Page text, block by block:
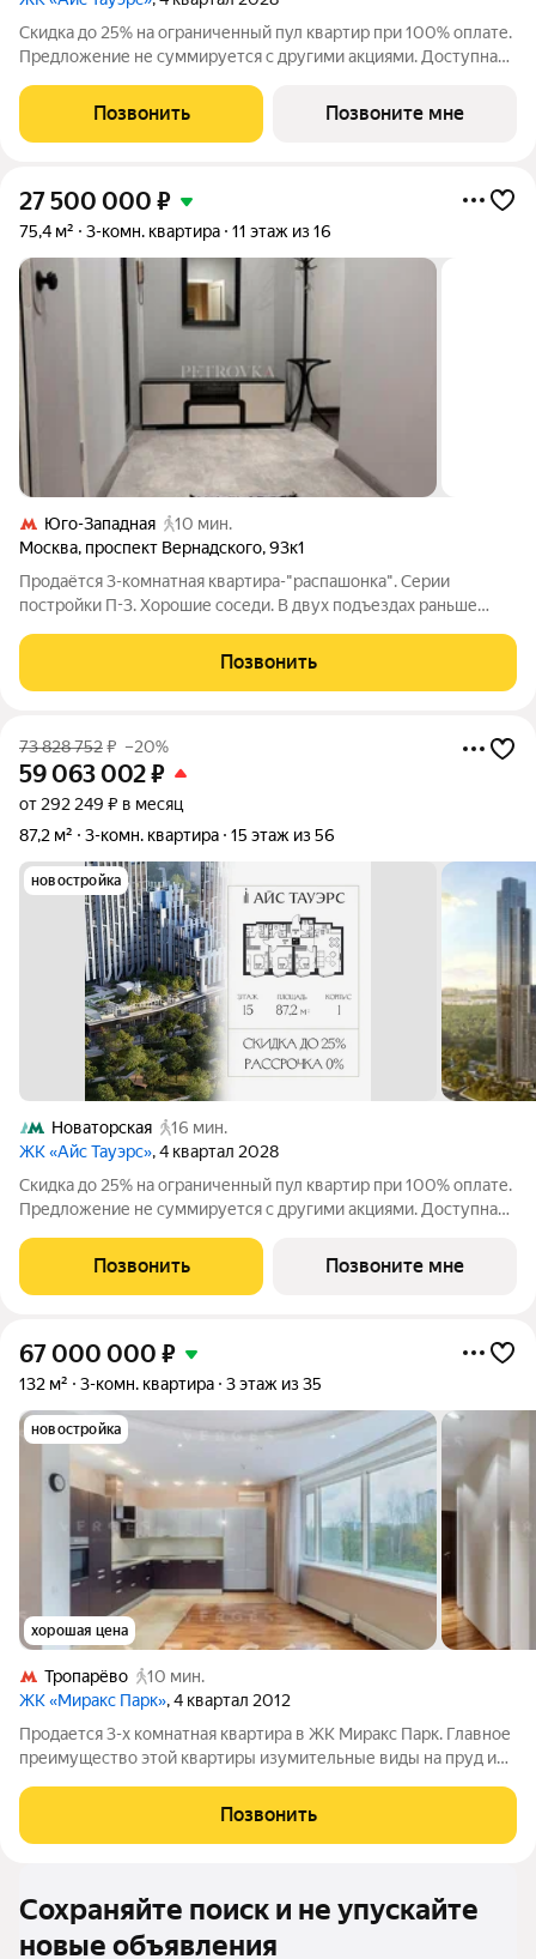
Скидка до 25% на ограниченный пул квартир при 100% оплате.
Предложение не суммируется с другими акциями. Доступна
комнатная квартира 86.8 м на 40 этаже в премиальном ЖК
«Айс Тауэрс» (ЗАО Москвы,
Позвонить Позвоните мне
27 500 000 ₽
75,4 м² 3-комн. квартира 11 этаж из 16
Юго-Западная
10 мин.
Москва, проспект Вернадского,93к1
Продаётся 3-комнатная квартира-"распашонка". Серии
постройки П-3. Хорошие соседи. В двух подъездах раньше
Дом находится в экологически благополучном и престижном
районе столицы. Рядом большой
Позвонить
73 828 752₽ –20%
59 063 002₽
от 292 249 ₽ в месяц
87,2 м²
3-комн. квартира 15 этаж из 56
новостройка
Новаторская
16 мин.
ЖК «Айс Тауэрс», 4 квартал 2028
Скидка до 25% на ограниченный пул квартир при 100% оплате.
Предложение не суммируется с другими акциями. Доступна
комнатная квартира 87.2 м на 15 этаже в премиальном ЖК «Айс
Тауэрс» (ЗАО Москвы,
Позвонить Позвоните мне
67 000 000 ₽
132 м² 3-комн. квартира 3 этаж из 35
новостройка
хорошая цена
Тропарёво
10 мин.
ЖК «Миракс Парк», 4 квартал 2012
Продается 3-х комнатная квартира в ЖК Миракс Парк. Главное
преимущество этой квартиры изумительные виды на пруд и
собственный заповедник с зоопарком. Здесь воплощена
концепция двор без машин, что
Позвонить
Сохраняйте поиск и не упускайте
новые объявления